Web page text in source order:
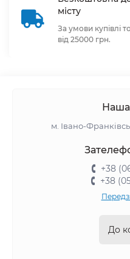
місту
За умови купівлі
від 25000 грн.
Наша
м. Івано-
+38
+38
До